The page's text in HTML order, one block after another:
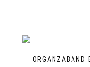
ORGANZABAND